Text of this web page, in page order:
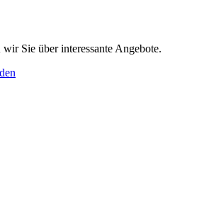
Sie über interessante Angebote.